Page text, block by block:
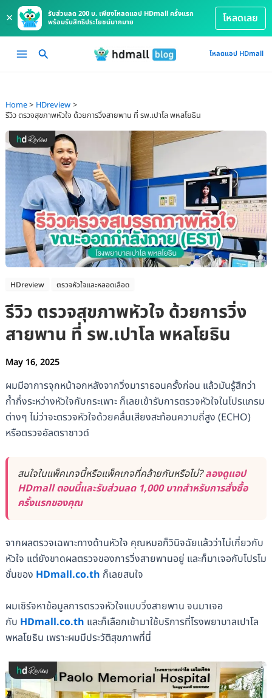
×
รับส่วนลด 200 บ. เพียงโหลดแอป HDmall ครั้งแรก
พร้อมรับสิทธิประโยชน์มากมาย
โหลดเลย
Main
โหลดแอป HDmall
Home
HDreview
รีวิว ตรวจสุขภาพหัวใจ ด้วยการวิ่งสายพาน ที่ รพ.เปาโล พหลโยธิน
HDreview ตรวจหัวใจและหลอดเลือด
รีวิว ตรวจสุขภาพหัวใจ ด้วยการวิ่ง
สายพาน ที่ รพ.เปาโล พหลโยธิน
May 16, 2025
ผมมีอาการจุกหน้าอกหลังจากวิ่งมาราธอนครั้งก่อน แล้วมันรู้สึกว่า
ก้ำกึ่งระหว่างหัวใจกับกระเพาะ ก็เลยเข้ารับการตรวจหัวใจในโปรแกรม
ต่างๆ ไม่ว่าจะตรวจหัวใจด้วยคลื่นเสียงสะท้อนความถี่สูง (ECHO)
หรือตรวจอัลตราซาวด์
สนใจในแพ็คเกจนี้หรือแพ็คเกจที่คล้ายกันหรือไม่?ลองดูแอป
HDmall ตอนนี้และรับส่วนลด 1,000 บาทสำหรับการสั่งซื้อ
ครั้งแรกของคุณ
จากผลตรวจเฉพาะทางด้านหัวใจ คุณหมอก็วินิจฉัยแล้วว่าไม่เกี่ยวกับ
หัวใจ แต่ยังขาดผลตรวจของการวิ่งสายพานอยู่ และก็มาเจอกับโปรโม
ชั่นของ HDmall.co.th ก็เลยสนใจ
ผมเซิร์จหาข้อมูลการตรวจหัวใจแบบวิ่งสายพาน จนมาเจอ
กับ HDmall.co.th และก็เลือกเข้ามาใช้บริการที่โรงพยาบาลเปาโล
พหลโยธิน เพราะผมมีประวัติสุขภาพที่นี่